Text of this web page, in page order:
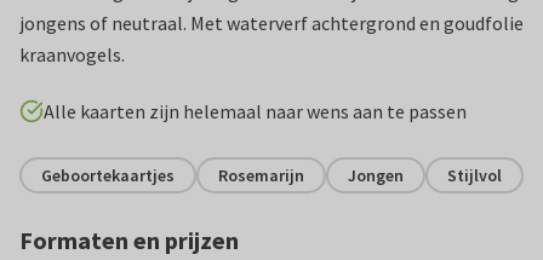
jongens of neutraal. Met waterverf achtergrond en goudfolie
kraanvogels.
Alle kaarten zijn helemaal naar wens aan te passen
Geboortekaartjes Rosemarijn Jongen Stijlvol
Formaten en prijzen